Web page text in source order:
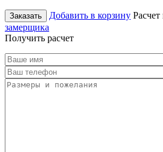
Заказать Добавить в корзину
замерщика
Получить расчет